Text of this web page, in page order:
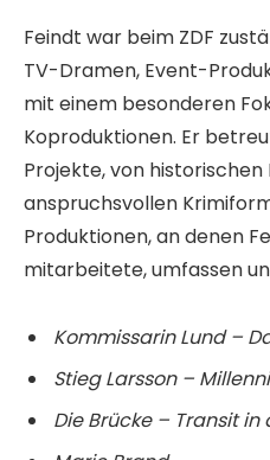
Feindt war beim ZDF
TV-Dramen, Event-
mit einem besonderen
Koproduktionen. Er
Projekte, von historischen
anspruchsvollen
Produktionen, an denen
mitarbeitete, umfassen
Kommissarin Lund –
Stieg Larsson –
Die Brücke – Transit in